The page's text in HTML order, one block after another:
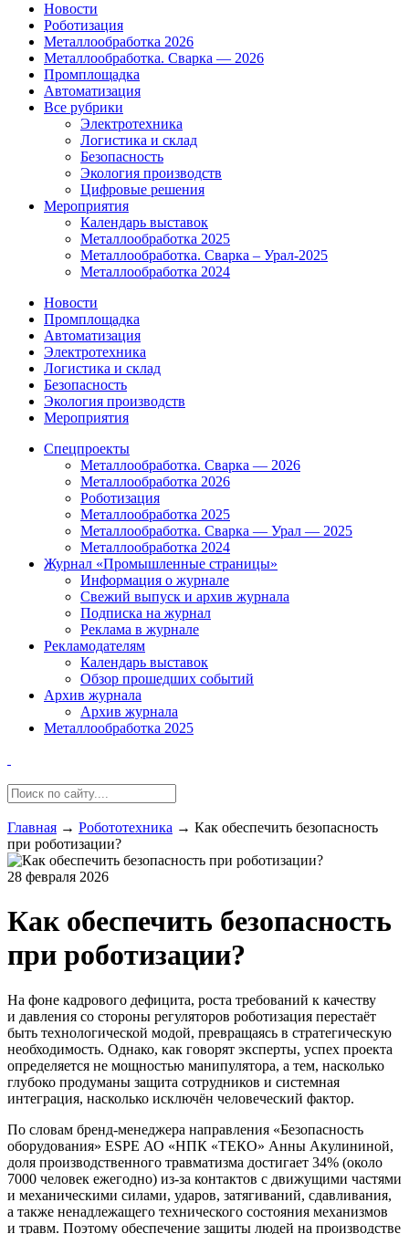
Новости
Роботизация
Металлообработка 2026
Металлообработка. Сварка — 2026
Промплощадка
Автоматизация
Все рубрики
Электротехника
Логистика и склад
Безопасность
Экология производств
Цифровые решения
Мероприятия
Календарь выставок
Металлообработка 2025
Металлообработка. Сварка – Урал-2025
Металлообработка 2024
Новости
Промплощадка
Автоматизация
Электротехника
Логистика и склад
Безопасность
Экология производств
Мероприятия
Спецпроекты
Металлообработка. Сварка — 2026
Металлообработка 2026
Роботизация
Металлообработка 2025
Металлообработка. Сварка — Урал — 2025
Металлообработка 2024
Журнал «Промышленные страницы»
Информация о журнале
Свежий выпуск и архив журнала
Подписка на журнал
Реклама в журнале
Рекламодателям
Календарь выставок
Обзор прошедших событий
Архив журнала
Архив журнала
Металлообработка 2025
Главная → Робототехника → Как обеспечить безопасность
при роботизации?
28 февраля 2026
Как обеспечить безопасность
при роботизации?
На фоне кадрового дефицита, роста требований к качеству
и давления со стороны регуляторов роботизация перестаёт
быть технологической модой, превращаясь в стратегическую
необходимость. Однако, как говорят эксперты, успех проекта
определяется не мощностью манипулятора, а тем, насколько
глубоко продуманы защита сотрудников и системная
интеграция, насколько исключён человеческий фактор.
По словам бренд-­менеджера направления «Безопасность
оборудования» ESPE АО «НПК «ТЕКО» Анны Акулининой,
доля производственного травматизма достигает 34% (около
7000 человек ежегодно) из-за контактов с движущими частями
и механическими силами, ударов, затягиваний, сдавливания,
а также ненадлежащего технического состояния механизмов
и травм. Поэтому обеспечение защиты людей на производстве